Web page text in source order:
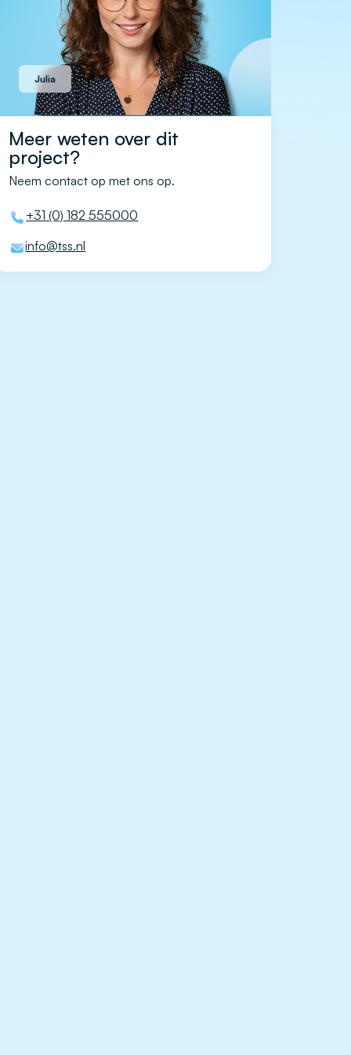
Julia
Meer weten over dit
project?
Neem contact op met ons op.
+31 (0) 182 555000
info@tss.nl